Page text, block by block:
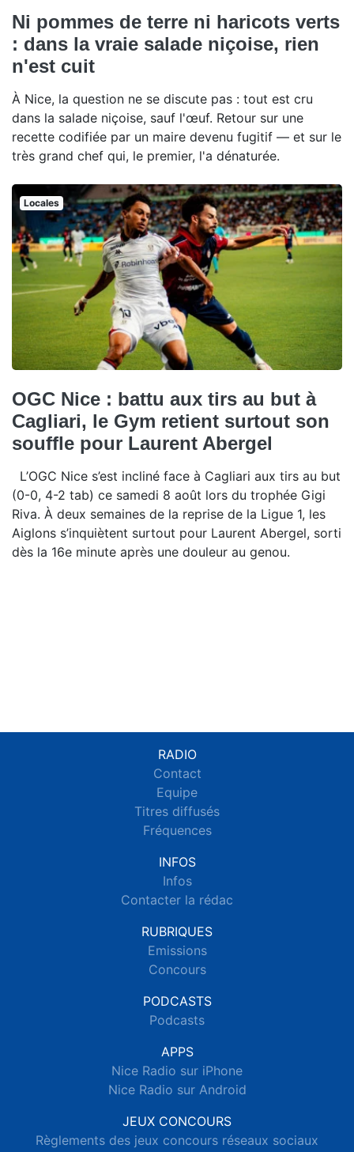
Ni pommes de terre ni haricots verts
: dans la vraie salade niçoise, rien
n'est cuit
À Nice, la question ne se discute pas : tout est cru
dans la salade niçoise, sauf l'œuf. Retour sur une
recette codifiée par un maire devenu fugitif — et sur le
très grand chef qui, le premier, l'a dénaturée.
Locales
OGC Nice : battu aux tirs au but à
Cagliari, le Gym retient surtout son
souffle pour Laurent Abergel
L’OGC Nice s’est incliné face à Cagliari aux tirs au but
(0-0, 4-2 tab) ce samedi 8 août lors du trophée Gigi
Riva. À deux semaines de la reprise de la Ligue 1, les
Aiglons s’inquiètent surtout pour Laurent Abergel, sorti
dès la 16e minute après une douleur au genou.
RADIO
Contact
Equipe
Titres diffusés
Fréquences
INFOS
Infos
Contacter la rédac
RUBRIQUES
Emissions
Concours
PODCASTS
Podcasts
APPS
Nice Radio sur iPhone
Nice Radio sur Android
JEUX CONCOURS
Règlements des jeux concours réseaux sociaux